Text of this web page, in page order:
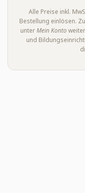
Alle Preise inkl.
Bestellung einlösen.
unterMein Konto
und